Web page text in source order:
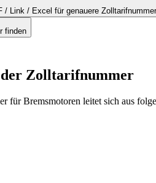
/ Link / Excel für genauere
finden
Zolltarifnummer
für Bremsmotoren leitet sich aus